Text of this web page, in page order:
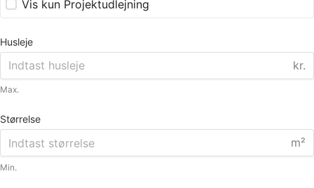
Vis kun Projektudlejning
Husleje
kr.
Max.
Størrelse
m²
Min.